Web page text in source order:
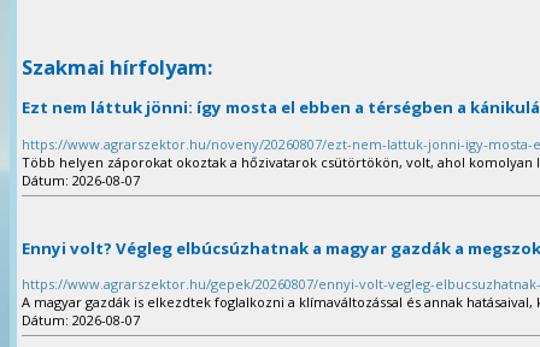
Szakmai hírfolyam:
Ezt nem láttuk jönni: így mosta el ebben a térségben a
https://www.agrarszektor.hu/noveny/20260807/ezt-nem-lattuk-jonni-igy-mosta-
Több helyen záporokat okoztak a hőzivatarok csütörtökön, volt, ahol komolyan
Dátum: 2026-08-07
Ennyi volt? Végleg elbúcsúzhatnak a magyar gazdák a
https://www.agrarszektor.hu/gepek/20260807/ennyi-volt-vegleg-
A magyar gazdák is elkezdtek foglalkozni a klímaváltozással és annak
Dátum: 2026-08-07